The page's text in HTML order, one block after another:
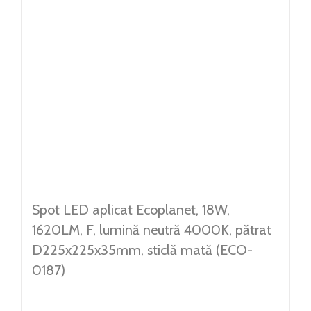
Spot LED aplicat Ecoplanet, 18W,
1620LM, F, lumină neutră 4000K, pătrat
D225x225x35mm, sticlă mată (ECO-
0187)